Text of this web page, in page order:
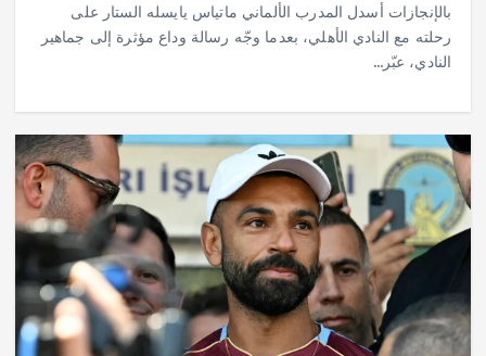
بالإنجازات أسدل المدرب الألماني ماتياس يايسله الستار على
رحلته مع النادي الأهلي، بعدما وجّه رسالة وداع مؤثرة إلى جماهير
النادي، عبّر…